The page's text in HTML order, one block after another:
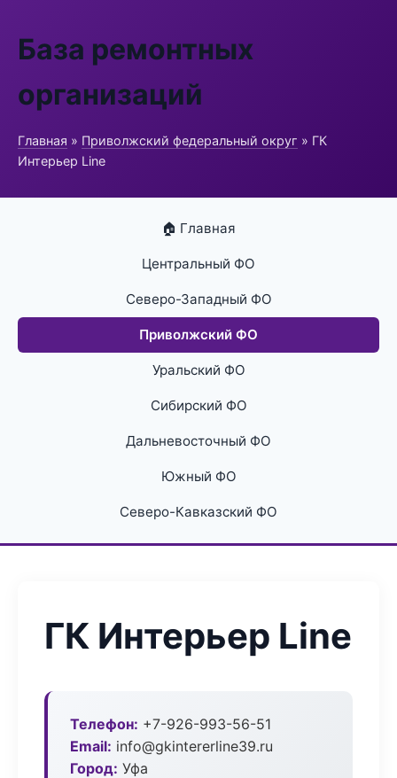
База ремонтных
организаций
Главная » Приволжский федеральный округ » ГК
Интерьер Line
🏠 Главная
Центральный ФО
Северо-Западный ФО
Приволжский ФО
Уральский ФО
Сибирский ФО
Дальневосточный ФО
Южный ФО
Северо-Кавказский ФО
ГК Интерьер Line
Телефон: +7-926-993-56-51
Email: info@gkintererline39.ru
Город: Уфа